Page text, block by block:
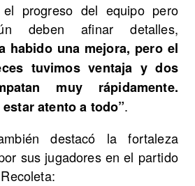
el progreso del equipo pero
deben afinar detalles,
habido una mejora, pero el
tuvimos ventaja y dos
muy rápidamente.
atento a todo”.
destacó la fortaleza
sus jugadores en el partido